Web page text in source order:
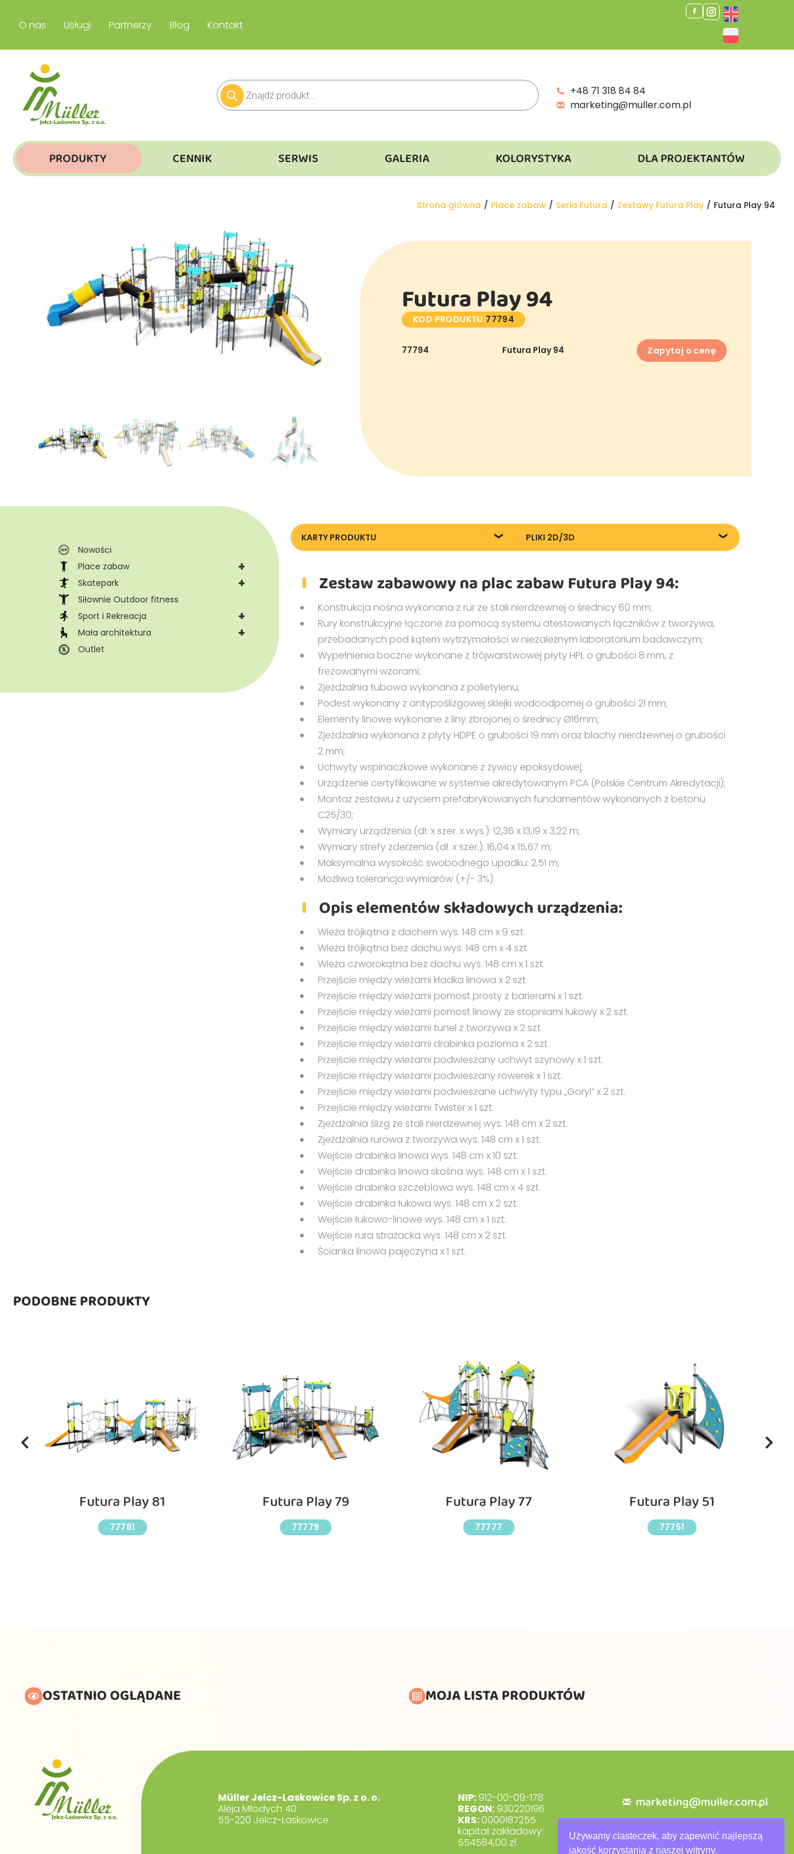
Używamy ciasteczek, aby zapewnić najlepszą
jakość korzystania z naszej witryny.
O nas Usługi Partnerzy Blog Kontakt
+48 71 318 84 84
marketing@muller.com.pl
PRODUKTY CENNIK SERWIS GALERIA KOLORYSTYKA DLA PROJEKTANTÓW
Jesteś tutaj:
Strona główna Place zabaw Seria Futura Zestawy Futura Play Futura Play 94
Futura Play 94
KOD PRODUKTU:77794
77794 Futura Play 94 Zapytaj o cenę
Nowości
+
Place zabaw
+
Skatepark
Siłownie Outdoor fitness
+
Sport i Rekreacja
+
Mała architektura
Outlet
KARTY PRODUKTU PLIKI 2D/3D
Zestaw zabawowy na plac zabaw Futura Play 94:
Konstrukcja nośna wykonana z rur ze stali nierdzewnej o średnicy 60 mm;
Rury konstrukcyjne łączone za pomocą systemu atestowanych łączników z tworzywa,
przebadanych pod kątem wytrzymałości w niezależnym laboratorium badawczym;
Wypełnienia boczne wykonane z trójwarstwowej płyty HPL o grubości 8 mm, z
frezowanymi wzorami;
Zjeżdżalnia tubowa wykonana z polietylenu;
Podest wykonany z antypoślizgowej sklejki wodoodpornej o grubości 21 mm;
Elementy linowe wykonane z liny zbrojonej o średnicy Ø16mm;
Zjeżdżalnia wykonana z płyty HDPE o grubości 19 mm oraz blachy nierdzewnej o grubości
2 mm;
Uchwyty wspinaczkowe wykonane z żywicy epoksydowej;
Urządzenie certyfikowane w systemie akredytowanym PCA (Polskie Centrum Akredytacji);
Montaż zestawu z użyciem prefabrykowanych fundamentów wykonanych z betonu
C25/30;
Wymiary urządzenia (dł. x szer. x wys.): 12,36 x 13,19 x 3,22 m;
Wymiary strefy zderzenia (dł. x szer.): 16,04 x 15,67 m;
Maksymalna wysokość swobodnego upadku: 2,51 m;
Możliwa tolerancja wymiarów (+/- 3%).
Opis elementów składowych urządzenia:
Wieża trójkątna z dachem wys. 148 cm x 9 szt.
Wieża trójkątna bez dachu wys. 148 cm x 4 szt.
Wieża czworokątna bez dachu wys. 148 cm x 1 szt.
Przejście między wieżami kładka linowa x 2 szt.
Przejście między wieżami pomost prosty z barierami x 1 szt.
Przejście między wieżami pomost linowy ze stopniami łukowy x 2 szt.
Przejście między wieżami tunel z tworzywa x 2 szt.
Przejście między wieżami drabinka pozioma x 2 szt.
Przejście między wieżami podwieszany uchwyt szynowy x 1 szt.
Przejście między wieżami podwieszany rowerek x 1 szt.
Przejście między wieżami podwieszane uchwyty typu „Goryl” x 2 szt.
Przejście między wieżami Twister x 1 szt.
Zjeżdżalnia ślizg ze stali nierdzewnej wys. 148 cm x 2 szt.
Zjeżdżalnia rurowa z tworzywa wys. 148 cm x 1 szt.
Wejście drabinka linowa wys. 148 cm x 10 szt.
Wejście drabinka linowa skośna wys. 148 cm x 1 szt.
Wejście drabinka szczeblowa wys. 148 cm x 4 szt.
Wejście drabinka łukowa wys. 148 cm x 2 szt.
Wejście łukowo-linowe wys. 148 cm x 1 szt.
Wejście rura strażacka wys. 148 cm x 2 szt.
Ścianka linowa pajęczyna x 1 szt.
PODOBNE PRODUKTY
Futura Play 81
77781
Futura Play 79
77779
Futura Play 77
77777
Futura Play 51
77751
OSTATNIO OGLĄDANE MOJA LISTA PRODUKTÓW
Müller Jelcz-Laskowice Sp. z o. o.
Aleja Młodych 40
55-220 Jelcz-Laskowice
NIP:912-00-09-178
REGON:930220196
KRS:0000187255
kapitał zakładowy:
554584,00 zł.
marketing@muller.com.pl
+48 71 318 84 84